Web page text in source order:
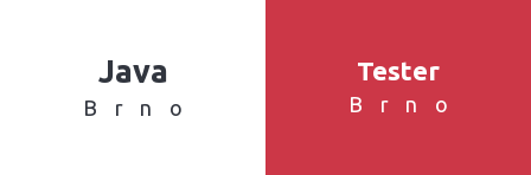
Java
Brno
Tester
Brno